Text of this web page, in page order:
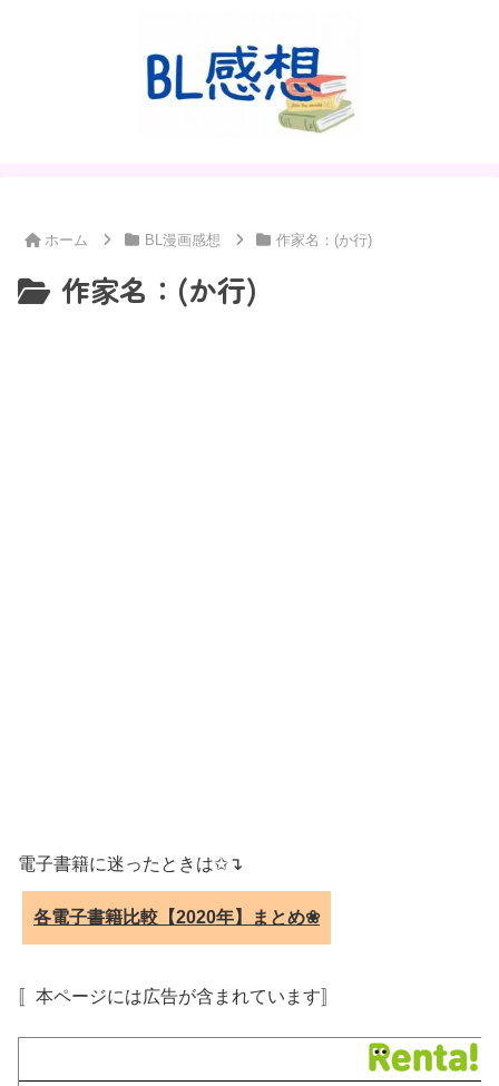
ホーム BL漫画感想 作家名：(か行)
作家名：(か行)
電子書籍に迷ったときは✩↴
各電子書籍比較【2020年】まとめ❀
〚本ページには広告が含まれています〛